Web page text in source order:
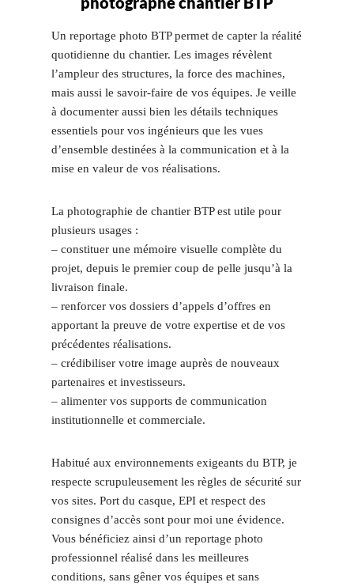
Un reportage photo BTP permet de capter la réalité
quotidienne du chantier. Les images révèlent
l’ampleur des structures, la force des machines,
mais aussi le savoir-faire de vos équipes. Je veille
à documenter aussi bien les détails techniques
essentiels pour vos ingénieurs que les vues
d’ensemble destinées à la communication et à la
mise en valeur de vos réalisations.
La photographie de chantier BTP est utile pour
plusieurs usages :
– constituer une mémoire visuelle complète du
projet, depuis le premier coup de pelle jusqu’à la
livraison finale.
– renforcer vos dossiers d’appels d’offres en
apportant la preuve de votre expertise et de vos
précédentes réalisations.
– crédibiliser votre image auprès de nouveaux
partenaires et investisseurs.
– alimenter vos supports de communication
institutionnelle et commerciale.
Habitué aux environnements exigeants du BTP, je
respecte scrupuleusement les règles de sécurité sur
vos sites. Port du casque, EPI et respect des
consignes d’accès sont pour moi une évidence.
Vous bénéficiez ainsi d’un reportage photo
professionnel réalisé dans les meilleures
conditions, sans gêner vos équipes et sans